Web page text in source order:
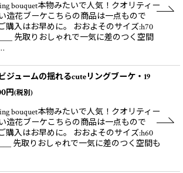
bouquet本物みたいで人気！クオリティー
造花ブーケこちらの商品は一点もので
購入はお早めに。 おおよそのサイズ:h70
＿ 先取りおしゃれで一気に差のつく空間
ジュームの揺れるcuteリングブーケ・19
円(税別)
bouquet本物みたいで人気！クオリティー
造花ブーケこちらの商品は一点もので
購入はお早めに。 おおよそのサイズ:h60
＿ 先取りおしゃれで一気に差のつく空間も